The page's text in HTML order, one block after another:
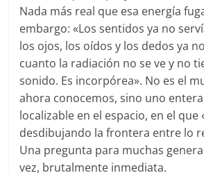
Nada más real que esa energía
embargo: «Los sentidos ya no
los ojos, los oídos y los dedos ya
cuanto la radiación no se ve y no
sonido. Es incorpórea». No es el
ahora conocemos, sino uno
localizable en el espacio, en el que
desdibujando la frontera entre lo
Una pregunta para muchas
vez, brutalmente inmediata.